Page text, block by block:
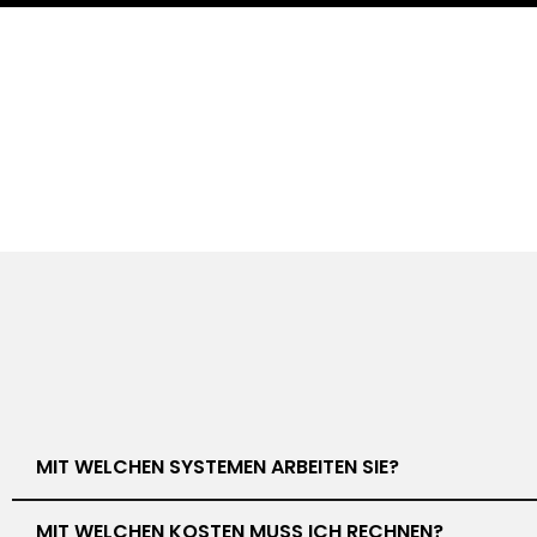
MIT WELCHEN SYSTEMEN ARBEITEN SIE?
MIT WELCHEN KOSTEN MUSS ICH RECHNEN?